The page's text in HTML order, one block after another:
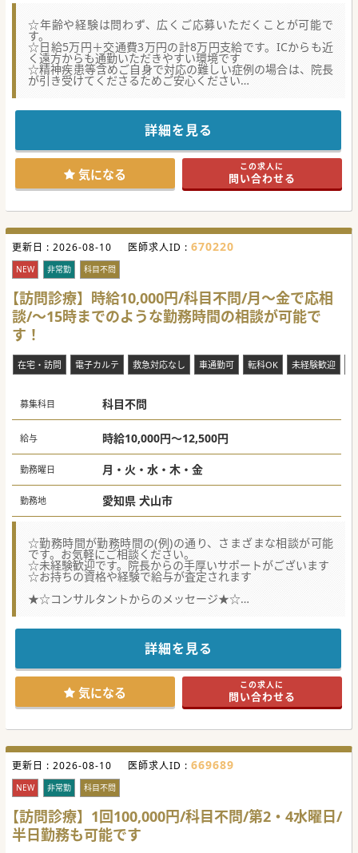
☆年齢や経験は問わず、広くご応募いただくことが可能で
す。
☆日給5万円＋交通費3万円の計8万円支給です。ICからも近
く遠方からも通勤いただきやすい環境です
☆精神疾患等含めご自身で対応の難しい症例の場合は、院長
が引き受けてくださるためご安心ください
2023年に開院されたばかりのフレッシュな訪問クリニックで
院長先生は30代後半とお若いですが、長く精神科領域や訪問
診療に従事されてきた
経験豊富な医師でございます。
そんな先生と力を合わせて、地域の在宅医療をお支えいただ
ける先生を募集しております。
少しでもご興味がございましたら、お気軽にお問合せくださ
詳細を見る
気になる この求人に
問い合わせる
更新日 : 2026-08-10 医師求人ID : 670220
NEW 非常勤 科目不問
【訪問診療】時給10,000円/科目不問/月～金で応相
談/～15時までのような勤務時間の相談が可能で
す！
在宅・訪問 電子カルテ 救急対応なし 車通勤可 転科OK 未経験歓迎
募集科目 科目不問
給与 時給10,000円～12,500円
勤務曜日 月・火・水・木・金
勤務地 愛知県 犬山市
☆勤務時間が勤務時間の(例)の通り、さまざまな相談が可能
です。お気軽にご相談ください。
☆未経験歓迎です。院長からの手厚いサポートがございます
☆お持ちの資格や経験で給与が査定されます
★☆コンサルタントからのメッセージ★☆
院長が神経内科医であることから神経疾患の診療にも注力し
お互い助け合うといった関係性が強く、職場の人間関係もと
少しでもご興味がございましたらお気軽にお問合せくださ
い。
詳細を見る
気になる この求人に
問い合わせる
更新日 : 2026-08-10 医師求人ID : 669689
NEW 非常勤 科目不問
【訪問診療】1回100,000円/科目不問/第2・4水曜日/
半日勤務も可能です